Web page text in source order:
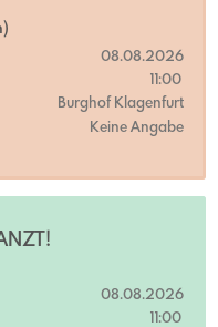
08.08.2026
11:00
Burghof Klagenfurt
Keine Angabe
08.08.2026
11:00